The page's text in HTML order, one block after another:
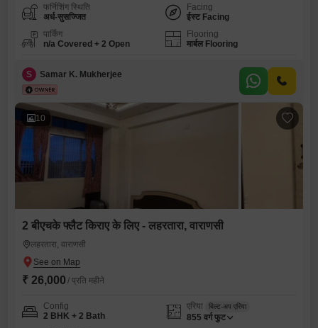
फर्निशिंग स्थिति
अर्ध-सुसज्जित
Facing
ईस्ट Facing
पार्किंग
n/a Covered + 2 Open
Flooring
मार्बल Flooring
S Samar K. Mukherjee
10
2 बीएचके फ्लैट किराए के लिए - लहरतारा, वाराणसी
लहरतारा, वाराणसी
₹ 26,000 / प्रति महीने
Config
2 BHK + 2 Bath
एरिया बिल्ट-अप एरिया
855 वर्ग फुट